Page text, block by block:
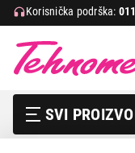
Korisnička podrška:
SVI